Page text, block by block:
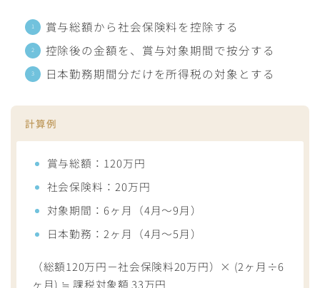
賞与総額から社会保険料を控除する
控除後の金額を、賞与対象期間で按分する
日本勤務期間分だけを所得税の対象とする
計算例
賞与総額：120万円
社会保険料：20万円
対象期間：6ヶ月（4月〜9月）
日本勤務：2ヶ月（4月〜5月）
（総額120万円－社会保険料20万円）× (2ヶ月÷6
ヶ月) ≒ 課税対象額 33万円